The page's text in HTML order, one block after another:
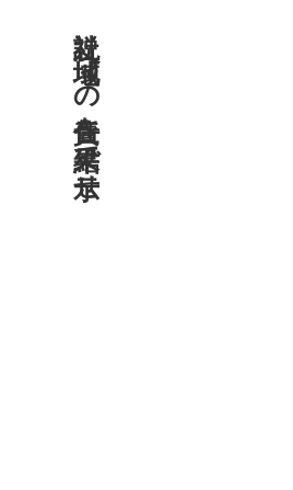
社説 地域への責任を結果で示せ